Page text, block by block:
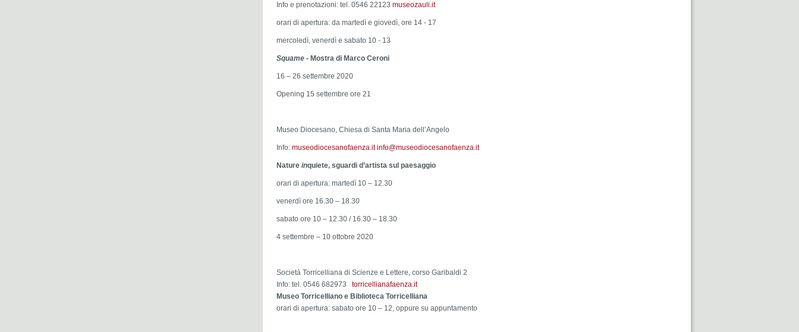
Info e prenotazioni: tel. 0546 22123 museozauli.it
orari di apertura: da martedì e giovedì, ore 14 - 17
mercoledì, venerdì e sabato 10 - 13
Squame - Mostra di Marco Ceroni
16 – 26 settembre 2020
Opening 15 settembre ore 21
Museo Diocesano, Chiesa di Santa Maria dell’Angelo
Info: museodiocesanofaenza.it info@museodiocesanofaenza.it
Nature inquiete, sguardi d’artista sul paesaggio
orari di apertura: martedì 10 – 12.30
venerdì ore 16.30 – 18.30
sabato ore 10 – 12.30 / 16.30 – 18.30
4 settembre – 10 ottobre 2020
Società Torricelliana di Scienze e Lettere, corso Garibaldi 2
Info: tel. 0546 682973
torricellianafaenza.it
Museo Torricelliano e Biblioteca Torricelliana
orari di apertura: sabato ore 10 – 12, oppure su appuntamento